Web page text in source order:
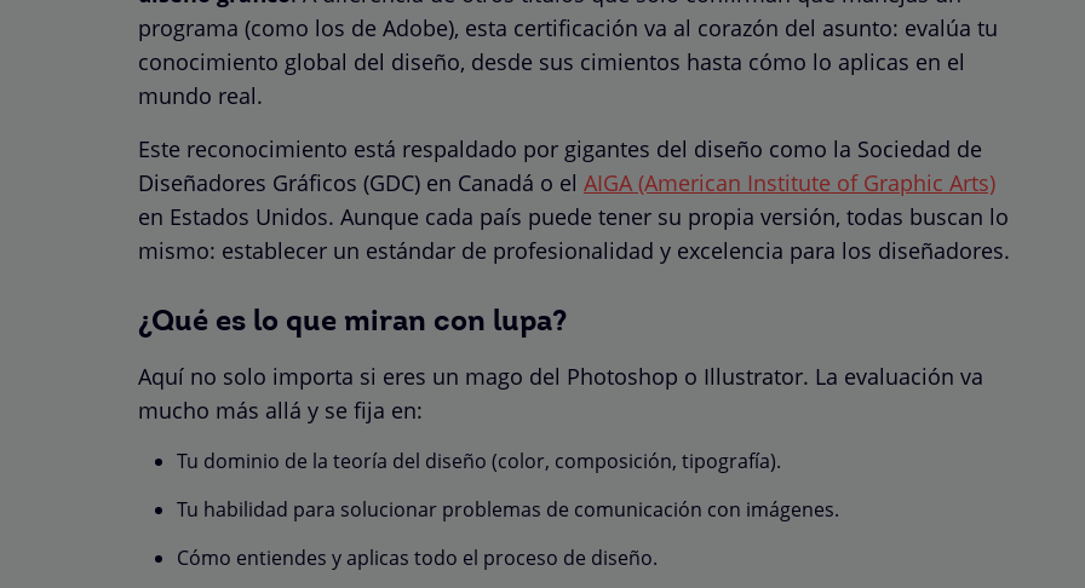
programa (como los de Adobe), esta certificación va al corazón del asunto: evalúa tu
conocimiento global del diseño, desde sus cimientos hasta cómo lo aplicas en el
mundo real.
Este reconocimiento está respaldado por gigantes del diseño como la Sociedad de
Diseñadores Gráficos (GDC) en Canadá o el AIGA (American Institute of Graphic Arts)
en Estados Unidos. Aunque cada país puede tener su propia versión, todas buscan lo
mismo: establecer un estándar de profesionalidad y excelencia para los diseñadores.
¿Qué es lo que miran con lupa?
Aquí no solo importa si eres un mago del Photoshop o Illustrator. La evaluación va
mucho más allá y se fija en:
Tu dominio de la teoría del diseño (color, composición, tipografía).
Tu habilidad para solucionar problemas de comunicación con imágenes.
Cómo entiendes y aplicas todo el proceso de diseño.